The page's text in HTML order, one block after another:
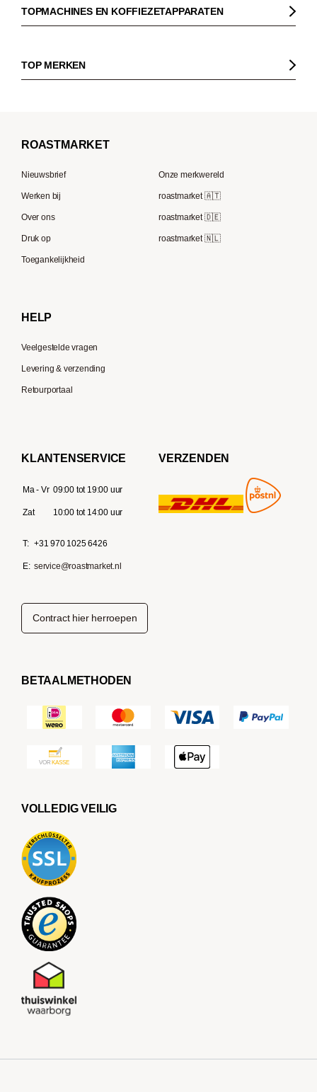
Espresso
French Press koffie
Dinzler
Elbgold
Tre Forze
Lavazza
Berliner Kaffeerösterei
Speicherstadt Kaffee
Supremo
TOPMACHINES EN KOFFIEZETAPPARATEN
Pistonmachines
Filter koffiezetapparaten
TOP MERKEN
Moccamaster
ROASTMARKET
Nieuwsbrief
Werken bij
Over ons
Druk op
Toegankelijkheid
Onze merkwereld
roastmarket 🇦🇹
roastmarket 🇩🇪
roastmarket 🇳🇱
HELP
Veelgestelde vragen
Levering & verzending
Retourportaal
KLANTENSERVICE
Ma - Vr 09:00 tot 19:00 uur
Zat 10:00 tot 14:00 uur
T: +31 970 1025 6426
E: service@roastmarket.nl
VERZENDEN
Contract hier herroepen
BETAALMETHODEN
VOLLEDIG VEILIG